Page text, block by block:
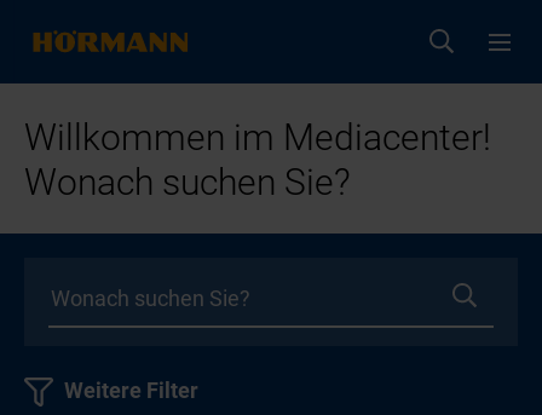
Willkommen im Mediacenter!
Wonach suchen Sie?
Weitere Filter